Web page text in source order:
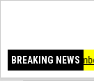
BREAKING NEWS
Cambonino tra